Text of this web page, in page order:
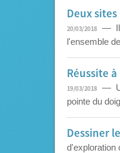
Deux
20/03/2018 — Il
l'ensemble
Réussite
19/03/2018 —
pointe du
Dessiner
d'exploration